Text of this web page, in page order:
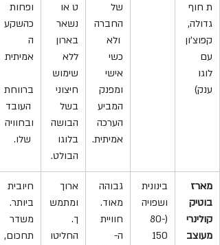
ת חוף
גדולה,
קפוצ'ון
עם
לוגו
ענק)
של
החברה
ולא
כשי
אישי
ומפנק
המביע
הערכה
אמיתית.
ט או
נשאר
בארון
ללא
שימוש
חיצוני
בשל
הבושה
בלוגו
הבולט.
ופחות
כהשקע
ה
אמיתית
ברווחת
העובד
ובחוויה
שלו.
מארז
בוטיק
קולינרי
מעוצב
בינונית
ושפויה
(80-
גבוהה
מאוד.
חוויית
ה-
ארוך
ומתמש
ך.
החליטו
חיובית
ביותר.
משדר
תחכום,